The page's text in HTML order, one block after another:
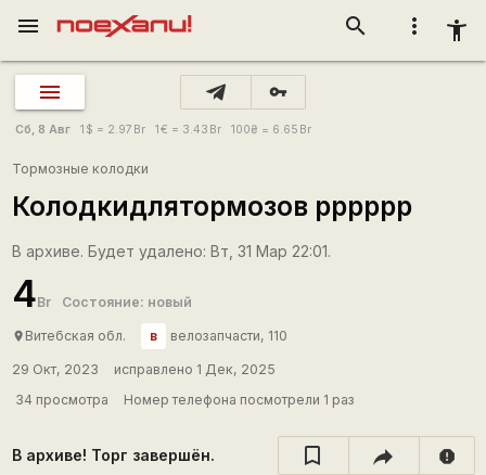
more_vert accessibility_new
search
menu
vpn_key
Сб, 8 Авг 1 $ = 2.97 Br 1€ = 3.43 Br 100₴ = 6.65 Br
Тормозные колодки
Колодкидлятормозов рррррр
В архиве. Будет удалено: Вт, 31 Мар 22:01.
4Br Состояние: новый
place Витебская обл. в велозапчасти, 110
29 Окт, 2023
исправлено 1 Дек, 2025
34 просмотра
Номер телефона посмотрели 1 раз
В архиве! Торг завершён. report